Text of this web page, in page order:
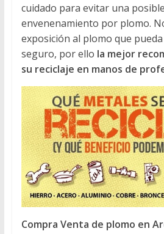
cuidado para evitar una
envenenamiento por plomo.
exposición al plomo que
seguro, por ello la mejor
su reciclaje en manos de
Compra Venta de plomo en